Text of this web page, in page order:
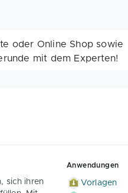
oder Online Shop sowie
mit dem Experten!
sich ihren
Anwendungen
Vorlagen